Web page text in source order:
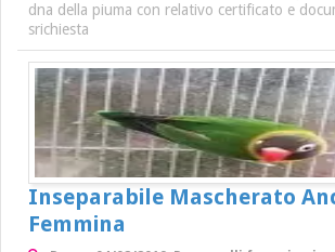
dna della piuma con relativo certificato e
srichiesta
Inseparabile Mascherato
Femmina